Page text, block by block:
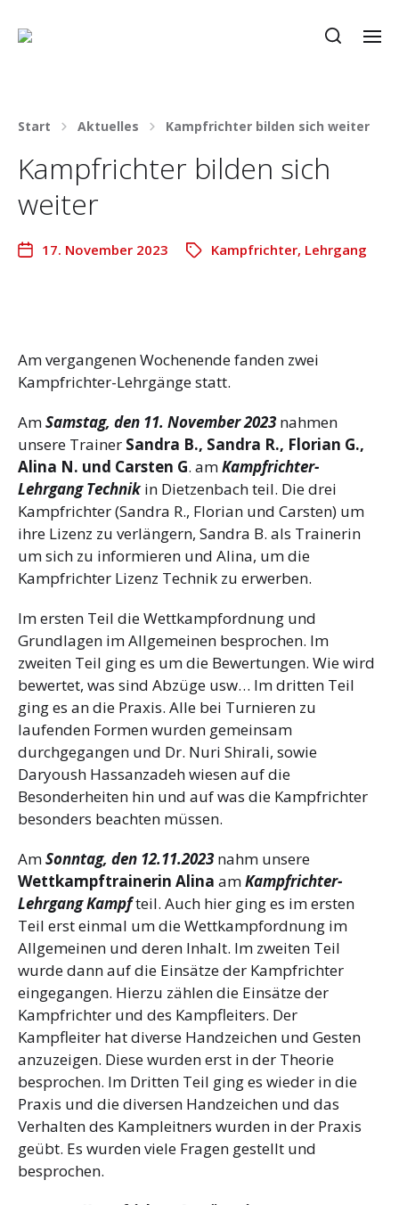
Start Aktuelles Kampfrichter bilden sich weiter
Kampfrichter bilden sich
weiter
17. November 2023 Kampfrichter, Lehrgang
Am vergangenen Wochenende fanden zwei
Kampfrichter-Lehrgänge statt.
AmSamstag, den 11. November 2023nahmen
unsere Trainer Sandra B., Sandra R., Florian G.,
Alina N. und Carsten G. amKampfrichter-
Lehrgang Technikin Dietzenbach teil. Die drei
Kampfrichter (Sandra R., Florian und Carsten) um
ihre Lizenz zu verlängern, Sandra B. als Trainerin
um sich zu informieren und Alina, um die
Kampfrichter Lizenz Technik zu erwerben.
Im ersten Teil die Wettkampfordnung und
Grundlagen im Allgemeinen besprochen. Im
zweiten Teil ging es um die Bewertungen. Wie wird
bewertet, was sind Abzüge usw… Im dritten Teil
ging es an die Praxis. Alle bei Turnieren zu
laufenden Formen wurden gemeinsam
durchgegangen und Dr. Nuri Shirali, sowie
Daryoush Hassanzadeh wiesen auf die
Besonderheiten hin und auf was die Kampfrichter
besonders beachten müssen.
AmSonntag, den 12.11.2023nahm unsere
Wettkampftrainerin Alina amKampfrichter-
Lehrgang Kampfteil. Auch hier ging es im ersten
Teil erst einmal um die Wettkampfordnung im
Allgemeinen und deren Inhalt. Im zweiten Teil
wurde dann auf die Einsätze der Kampfrichter
eingegangen. Hierzu zählen die Einsätze der
Kampfrichter und des Kampfleiters. Der
Kampfleiter hat diverse Handzeichen und Gesten
anzuzeigen. Diese wurden erst in der Theorie
besprochen. Im Dritten Teil ging es wieder in die
Praxis und die diversen Handzeichen und das
Verhalten des Kampleitners wurden in der Praxis
geübt. Es wurden viele Fragen gestellt und
besprochen.